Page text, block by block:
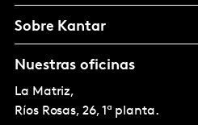
Sobre Kantar
Nuestras oficinas
La Matriz,
Ríos Rosas, 26, 1ª planta.